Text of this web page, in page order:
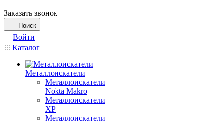
Заказать звонок
Поиск
Войти
Каталог
Металлоискатели
Металлоискатели
Nokta Makro
Металлоискатели
XP
Металлоискатели